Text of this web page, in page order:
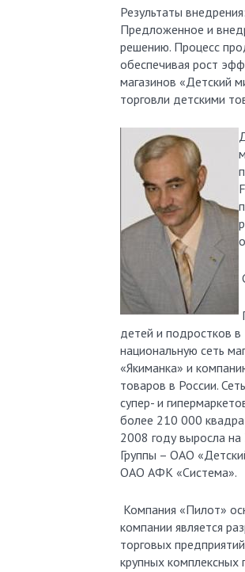
Результаты внедрения:
Предложенное и
решению. Процесс
обеспечивая рост
магазинов «Детский
торговли детскими
детей и подростков в
национальную сеть
«Якиманка» и
товаров в России.
супер- и
более 210 000
2008 году выросла на
Группы – ОАО
ОАО АФК «Система».
Компания «Пилот»
компании является
торговых
крупных